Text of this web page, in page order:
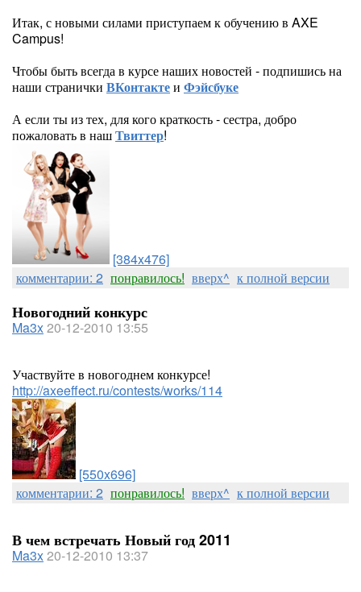
Итак, с новыми силами приступаем к обучению в AXE
Campus!
Чтобы быть всегда в курсе наших новостей - подпишись на
наши странички ВКонтактеи Фэйсбуке
А если ты из тех, для кого краткость - сестра, добро
пожаловать в нашТвиттер!
[384x476]
комментарии: 2 понравилось! вверх^ к полной версии
Новогодний конкурс
Ma3x20-12-2010 13:55
Участвуйте в новогоднем конкурсе!
http://axeeffect.ru/contests/works/114
[550x696]
комментарии: 2 понравилось! вверх^ к полной версии
В чем встречать Новый год 2011
Ma3x20-12-2010 13:37